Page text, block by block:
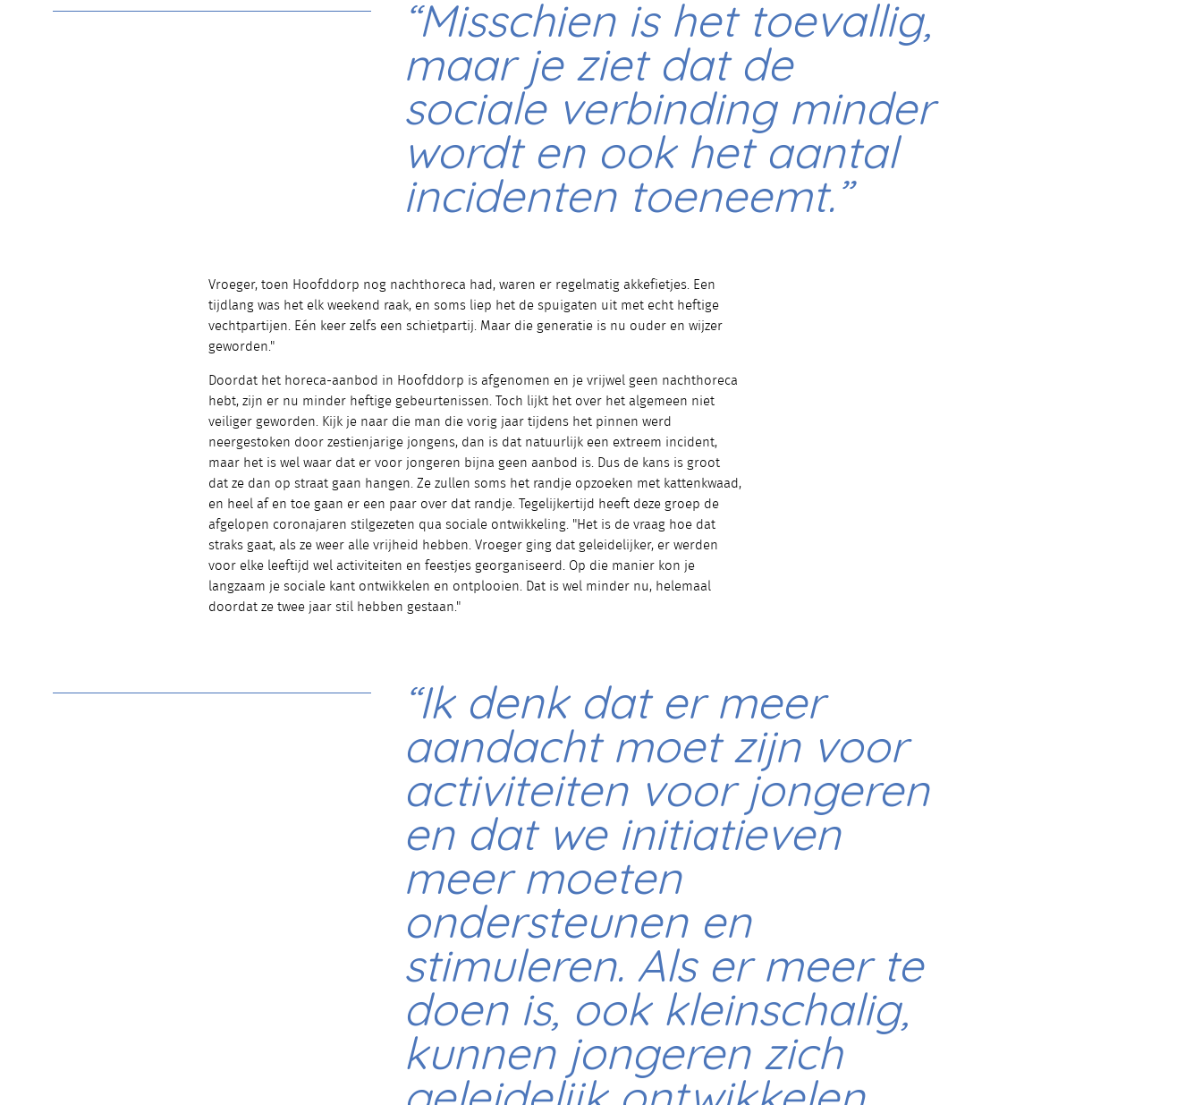
“Misschien is het toevallig,
maar je ziet dat de
sociale verbinding minder
wordt en ook het aantal
incidenten toeneemt.”
Vroeger, toen Hoofddorp nog nachthoreca had, waren er regelmatig akkefietjes. Een
tijdlang was het elk weekend raak, en soms liep het de spuigaten uit met echt heftige
vechtpartijen. Eén keer zelfs een schietpartij. Maar die generatie is nu ouder en wijzer
geworden."
Doordat het horeca-aanbod in Hoofddorp is afgenomen en je vrijwel geen nachthoreca
hebt, zijn er nu minder heftige gebeurtenissen. Toch lijkt het over het algemeen niet
veiliger geworden. Kijk je naar die man die vorig jaar tijdens het pinnen werd
neergestoken door zestienjarige jongens, dan is dat natuurlijk een extreem incident,
maar het is wel waar dat er voor jongeren bijna geen aanbod is. Dus de kans is groot
dat ze dan op straat gaan hangen. Ze zullen soms het randje opzoeken met kattenkwaad,
en heel af en toe gaan er een paar over dat randje. Tegelijkertijd heeft deze groep de
afgelopen coronajaren stilgezeten qua sociale ontwikkeling. "Het is de vraag hoe dat
straks gaat, als ze weer alle vrijheid hebben. Vroeger ging dat geleidelijker, er werden
voor elke leeftijd wel activiteiten en feestjes georganiseerd. Op die manier kon je
langzaam je sociale kant ontwikkelen en ontplooien. Dat is wel minder nu, helemaal
doordat ze twee jaar stil hebben gestaan."
“Ik denk dat er meer
aandacht moet zijn voor
activiteiten voor jongeren
en dat we initiatieven
meer moeten
ondersteunen en
stimuleren. Als er meer te
doen is, ook kleinschalig,
kunnen jongeren zich